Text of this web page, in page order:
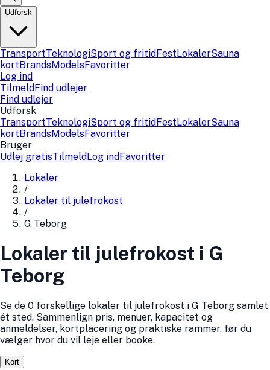
Udforsk
TransportTeknologiSport og fritidFestLokalerSauna
kortBrandsModelsFavoritter
Log ind
TilmeldFind udlejer
Find udlejer
Udforsk
TransportTeknologiSport og fritidFestLokalerSauna
kortBrandsModelsFavoritter
Bruger
Udlej gratisTilmeldLog indFavoritter
Lokaler
/
Lokaler til julefrokost
/
G Teborg
Lokaler til julefrokost i G
Teborg
Se de 0 forskellige lokaler til julefrokost i G Teborg samlet
ét sted. Sammenlign pris, menuer, kapacitet og
anmeldelser, kortplacering og praktiske rammer, før du
vælger hvor du vil leje eller booke.
Kort